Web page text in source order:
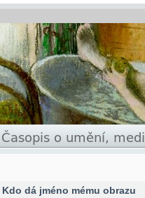
Kdo dá jméno mému obrazu